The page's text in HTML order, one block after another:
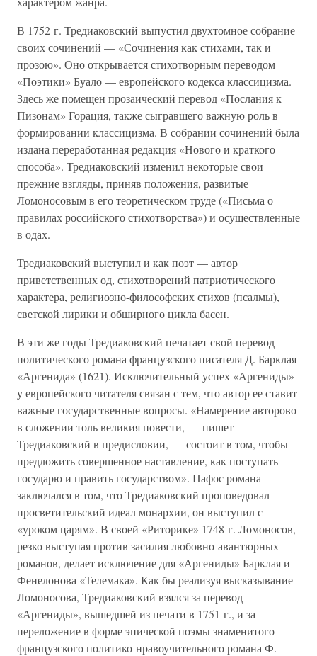
В 1752 г. Тредиаковский выпустил двухтомное собрание
своих сочинений — «Сочинения как стихами, так и
прозою». Оно открывается стихотворным переводом
«Поэтики» Буало — европейского кодекса классицизма.
Здесь же помещен прозаический перевод «Послания к
Пизонам» Горация, также сыгравшего важную роль в
формировании классицизма. В собрании сочинений была
издана переработанная редакция «Нового и краткого
способа». Тредиаковский изменил некоторые свои
прежние взгляды, приняв положения, развитые
Ломоносовым в его теоретическом труде («Письма о
правилах российского стихотворства») и осуществленные
в одах.
Тредиаковский выступил и как поэт — автор
приветственных од, стихотворений патриотического
характера, религиозно-философских стихов (псалмы),
светской лирики и обширного цикла басен.
В эти же годы Тредиаковский печатает свой перевод
политического романа французского писателя Д. Барклая
«Аргенида» (1621). Исключительный успех «Аргениды»
у европейского читателя связан с тем, что автор ее ставит
важные государственные вопросы. «Намерение авторово
в сложении толь великия повести, — пишет
Тредиаковский в предисловии, — состоит в том, чтобы
предложить совершенное наставление, как поступать
государю и править государством». Пафос романа
заключался в том, что Тредиаковский проповедовал
просветительский идеал монархии, он выступил с
«уроком царям». В своей «Риторике» 1748 г. Ломоносов,
резко выступая против засилия любовно-авантюрных
романов, делает исключение для «Аргениды» Барклая и
Фенелонова «Телемака». Как бы реализуя высказывание
Ломоносова, Тредиаковский взялся за перевод
«Аргениды», вышедшей из печати в 1751 г., и за
переложение в форме эпической поэмы знаменитого
французского политико-нравоучительного романа Ф.